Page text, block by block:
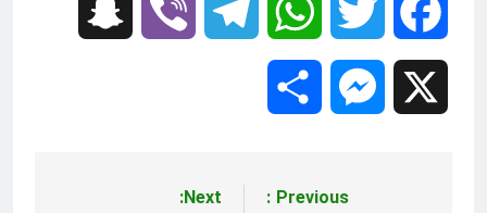
Facebook
Twitter
WhatsApp
Telegram
Viber
Messenger
Previous:
Next: